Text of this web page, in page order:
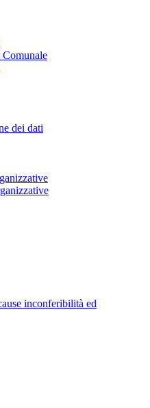
dei dati
inconferibilità ed